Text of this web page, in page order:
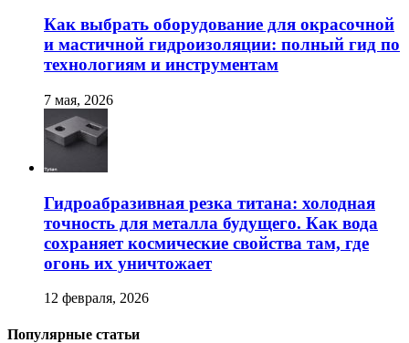
Как выбрать оборудование для окрасочной
и мастичной гидроизоляции: полный гид по
технологиям и инструментам
7 мая, 2026
Гидроабразивная резка титана: холодная
точность для металла будущего. Как вода
сохраняет космические свойства там, где
огонь их уничтожает
12 февраля, 2026
Популярные статьи